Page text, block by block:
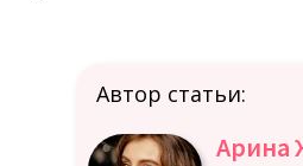
Арина
Автор статьи: